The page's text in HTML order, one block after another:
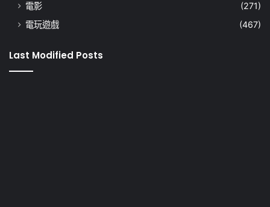
電影
(271)
電玩遊戲
(467)
Last Modified Posts